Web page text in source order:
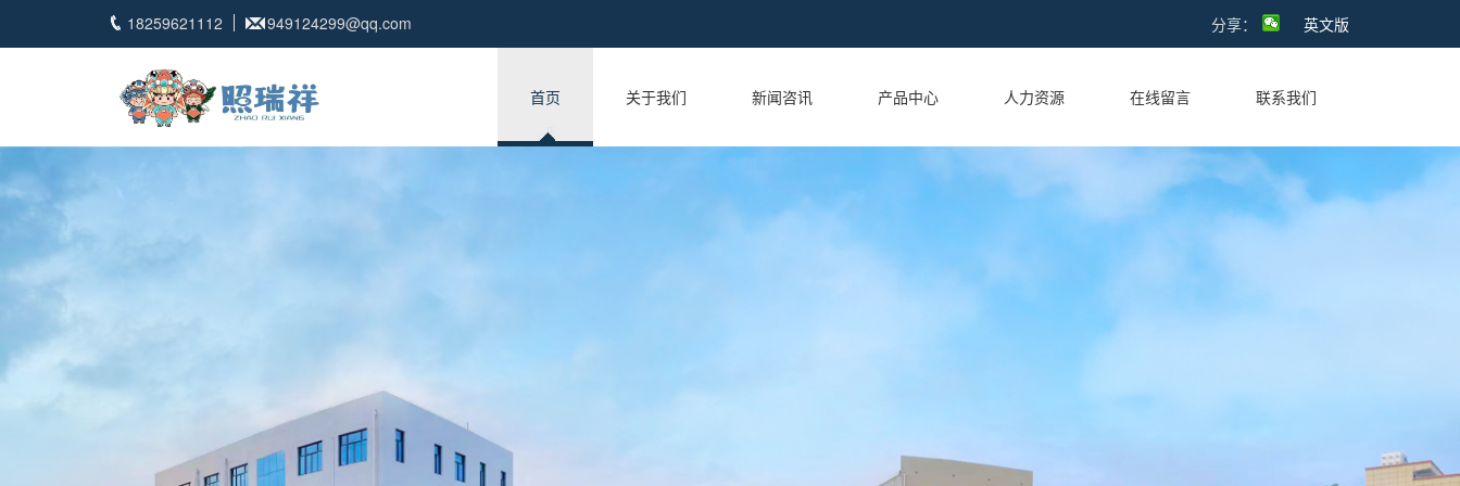
18259621112 949124299@qq.com 英文版
分享：
首页 关于我们 新闻咨讯 产品中心 人力资源 在线留言 联系我们